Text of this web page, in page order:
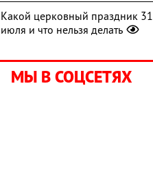
Какой церковный праздник 31
июля и что нельзя делать
МЫ В СОЦСЕТЯХ